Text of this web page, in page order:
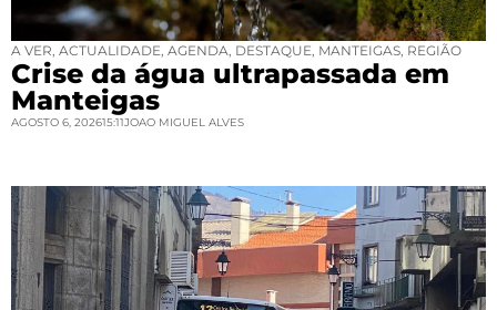
A VER ACTUALIDADE AGENDA DESTAQUE MANTEIGAS REGIÃO
Crise da água ultrapassada em
Manteigas
AGOSTO 6, 202615:11JOAO MIGUEL ALVES